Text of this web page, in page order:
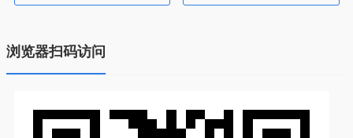
浏览器扫码访问